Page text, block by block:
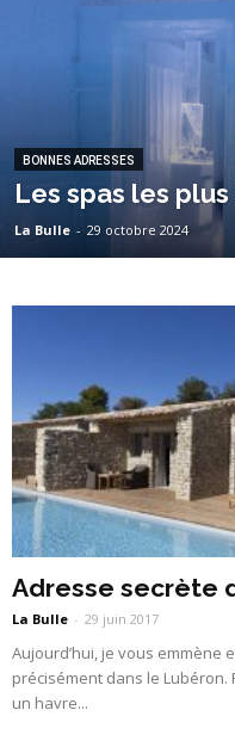
BONNES ADRESSES
Les spas les
La Bulle - 29 octobre 2024
Adresse secrète
La Bulle - 29 juin 2017
Aujourd’hui, je vous
précisément dans le
un havre...